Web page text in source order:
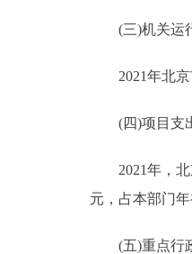
(三)机关运
2021年北京
(四)项目支出
2021年，北京
元，占本部门
(五)重点行政